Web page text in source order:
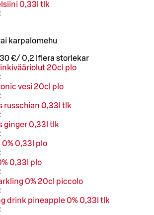
0,33l tlk
karpalomehu
€/ 0,2 l flera storlekar
20cl plo
vesi 20cl plo
russchian 0,33l tlk
ginger 0,33l tlk
0% 0,33l plo
0,33l plo
0% 20cl piccolo
drink pineapple 0% 0,33l tlk